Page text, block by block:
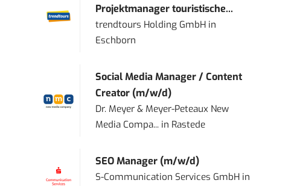
Projektmanager touristische...
trendtours Holding GmbH in
Eschborn
Social Media Manager / Content
Creator (m/w/d)
Dr. Meyer & Meyer-Peteaux New
Media Compa... in Rastede
SEO Manager (m/w/d)
S-Communication Services GmbH in